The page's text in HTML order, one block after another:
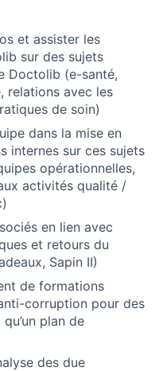
et assister les
sur des sujets
Doctolib (e-santé,
relations avec les
de soin)
dans la mise en
internes sur ces sujets
opérationnelles,
activités qualité /
en lien avec
et retours du
Sapin II)
de formations
corruption pour des
plan de
des due